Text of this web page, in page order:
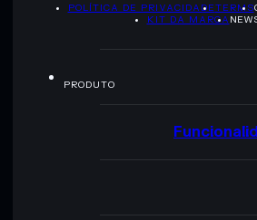
POLÍTICA DE PRIVACIDADETERMS
KIT DA MARCA
PRODUTO